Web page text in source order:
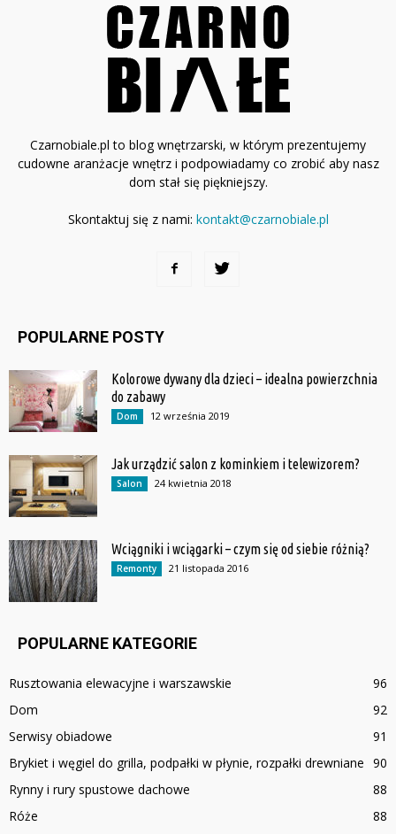
Czarnobiale.pl to blog wnętrzarski, w którym prezentujemy
cudowne aranżacje wnętrz i podpowiadamy co zrobić aby nasz
dom stał się piękniejszy.
Skontaktuj się z nami: kontakt@czarnobiale.pl
POPULARNE POSTY
Kolorowe dywany dla dzieci – idealna powierzchnia
do zabawy
Dom 12 września 2019
Jak urządzić salon z kominkiem i telewizorem?
Salon 24 kwietnia 2018
Wciągniki i wciągarki – czym się od siebie różnią?
Remonty 21 listopada 2016
POPULARNE KATEGORIE
Rusztowania elewacyjne i warszawskie
96
Dom
92
Serwisy obiadowe
91
Brykiet i węgiel do grilla, podpałki w płynie, rozpałki drewniane 90
Rynny i rury spustowe dachowe
88
Róże
88